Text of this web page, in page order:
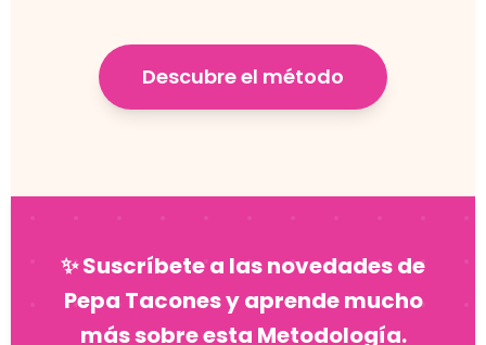
Descubre el método
✨ Suscríbete a las novedades de
Pepa Tacones y aprende mucho
más sobre esta Metodología.